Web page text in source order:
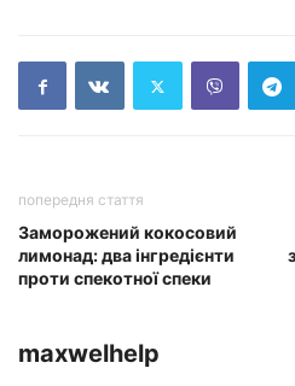
попередня стаття
Заморожений кокосовий
лимонад: два інгредієнти
проти спекотної спеки
maxwelhelp